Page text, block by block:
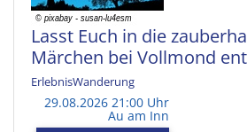
Lasst Euch in die
Märchen bei Vollmond
ErlebnisWanderung
29.08.2026 21:00 Uhr
Au am Inn